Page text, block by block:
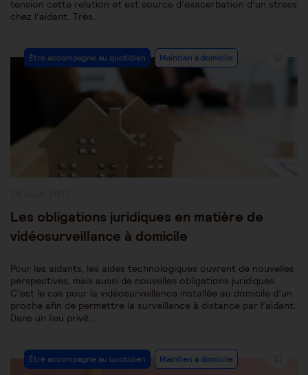
tension cette relation et est source d’exacerbation d’un stress
chez l’aidant. Très…
Post
Category:
Être accompagné au quotidien Maintien à domicile
Les obligations juridiques en matière de
vidéosurveillance à domicile
Pour les aidants, les aides technologiques ouvrent de nouvelles
perspectives, mais aussi de nouvelles obligations juridiques.
C’est le cas pour la vidéosurveillance installée au domicile d’un
proche afin de permettre la surveillance à distance par l’aidant.
Dans un lieu privé,…
Post
Category:
Être accompagné au quotidien Maintien à domicile